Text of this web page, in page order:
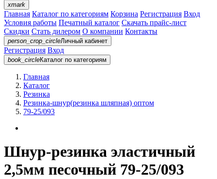
xmark
Главная Каталог по категориям Корзина Регистрация Вход
Условия работы Печатный каталог Скачать прайс-лист
Скидки Стать дилером О компании Контакты
person_crop_circleЛичный кабинет
Регистрация Вход
book_circleКаталог по категориям
Главная
Каталог
Резинка
Резинка-шнур(резинка шляпная) оптом
79-25/093
Шнур-резинка эластичный
2,5мм песочный 79-25/093